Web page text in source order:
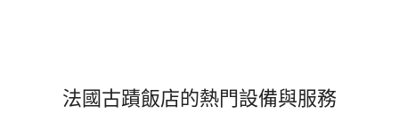
法國古蹟飯店的熱門設備與服務